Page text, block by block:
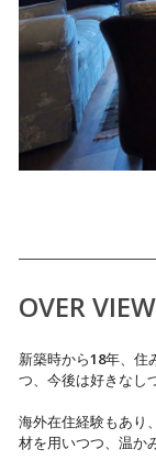
OVER VIEW
新築時から18年、住
つ、今後は好きなし
海外在住経験もあり
材を用いつつ、温か